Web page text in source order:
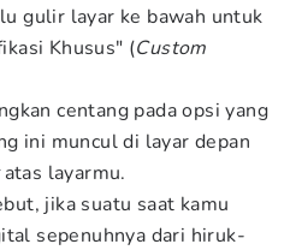
gulir layar ke bawah untuk
Khusus" (Custom
centang pada opsi yang
ini muncul di layar depan
atas layarmu.
jika suatu saat kamu
sepenuhnya dari hiruk-